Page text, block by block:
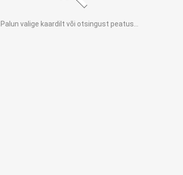
Palun valige kaardilt või otsingust peatus